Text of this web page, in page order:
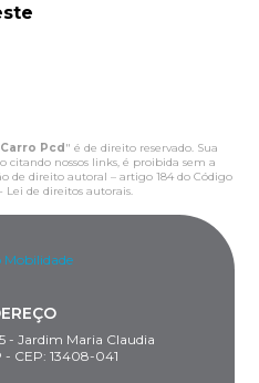
Pcd" é de direito reservado. Sua
citando nossos links, é proibida sem a
de direito autoral – artigo 184 do Código
Lei de direitos autorais.
- Jardim Maria Claudia
- CEP: 13408-041